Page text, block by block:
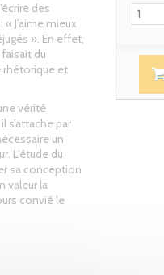
des
: « J’aime mieux
». En effet,
du
rhétorique et
vérité
s’attache par
un
L’étude du
sa conception
valeur la
convié le